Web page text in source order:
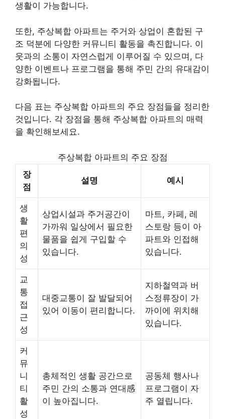
생활이 가능합니다.
또한, 주상복합 아파트는 주거와 상업이 혼합된 구
조 덕분에 다양한 커뮤니티 활동을 촉진합니다. 이
웃과의 소통이 자연스럽게 이루어질 수 있으며, 다
양한 이벤트나 프로그램을 통해 주민 간의 유대감이
강화됩니다.
다음 표는 주상복합 아파트의 주요 장점들을 정리한
것입니다. 각 장점을 통해 주상복합 아파트의 매력
을 확인해보세요.
주상복합 아파트의 주요 장점
장
점
설명 예시
생
활
편
의
성
상업시설과 주거공간이
가까워 일상에서 필요한
물품을 쉽게 구입할 수
있습니다.
마트, 카페, 레
스토랑 등이 아
파트와 인접해
있습니다.
교
통
접
근
성
대중교통이 잘 발달되어
있어 이동이 편리합니다.
지하철역과 버
스정류장이 가
까이에 위치해
있습니다.
커
뮤
니
티
활
성
총체적인 생활 공간으로
주민 간의 소통과 연대感
이 높아집니다.
공동체 행사나
프로그램이 자
주 열립니다.